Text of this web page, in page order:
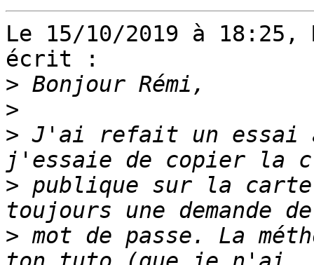
Le 15/10/2019 à
écrit :
>
>
> J'ai refait un essai
> publique sur la
> mot de passe. La